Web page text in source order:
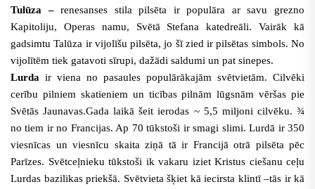
Tulūza –renesanses stila pilsēta ir populāra ar savu grezno
Kapitoliju, Operas namu, Svētā Stefana katedreāli. Vairāk kā
gadsimtu Talūza ir vijolīšu pilsēta, jo šī zied ir pilsētas simbols. No
vijolītēm tiek gatavoti sīrupi, dažādi saldumi un pat sinepes.
Lurda ir viena no pasaules populārākajām svētvietām. Cilvēki
cerību pilniem skatieniem un ticības pilnām lūgsnām vēršas pie
Svētās Jaunavas.Gada laikā šeit ierodas ~ 5,5 miljoni cilvēku. ¾
no tiem ir no Francijas. Ap 70 tūkstoši ir smagi slimi. Lurdā ir 350
viesnīcas un viesnīcu skaita ziņā tā ir Francijā otrā pilsēta pēc
Parīzes. Svētceļnieku tūkstoši ik vakaru iziet Kristus ciešanu ceļu
Lurdas bazilikas priekšā. Svētvieta šķiet kā iecirsta klintī –tās ir kā